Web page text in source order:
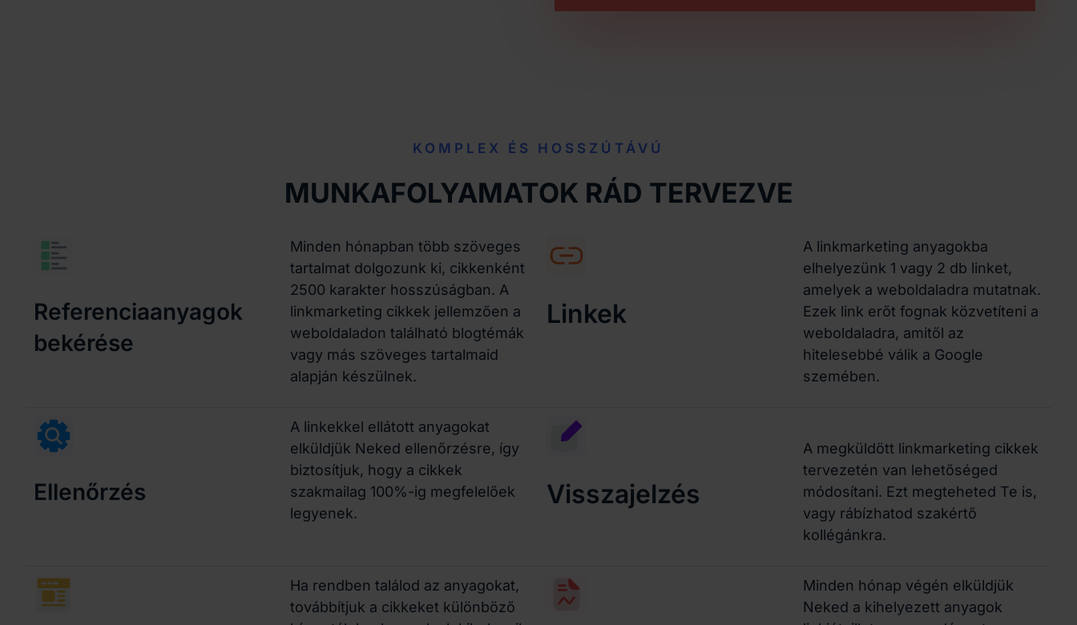
KOMPLEX ÉS HOSSZÚTÁVÚ
MUNKAFOLYAMATOK RÁD TERVEZVE​
Referenciaanyagok
bekérése
Minden hónapban több szöveges
tartalmat dolgozunk ki, cikkenként
2500 karakter hosszúságban. A
linkmarketing cikkek jellemzően a
weboldaladon található blogtémák
vagy más szöveges tartalmaid
alapján készülnek.
Linkek
A linkmarketing anyagokba
elhelyezünk 1 vagy 2 db linket,
amelyek a weboldaladra mutatnak.
Ezek link erőt fognak közvetíteni a
weboldaladra, amitől az
hitelesebbé válik a Google
szemében.
Ellenőrzés
A linkekkel ellátott anyagokat
elküldjük Neked ellenőrzésre, így
biztosítjuk, hogy a cikkek
szakmailag 100%-ig megfelelőek
legyenek.
Visszajelzés
A megküldött linkmarketing cikkek
tervezetén van lehetőséged
módosítani. Ezt megteheted Te is,
vagy rábízhatod szakértő
kollégánkra.
Ha rendben találod az anyagokat,
továbbítjuk a cikkeket különböző
Minden hónap végén elküldjük
Neked a kihelyezett anyagok